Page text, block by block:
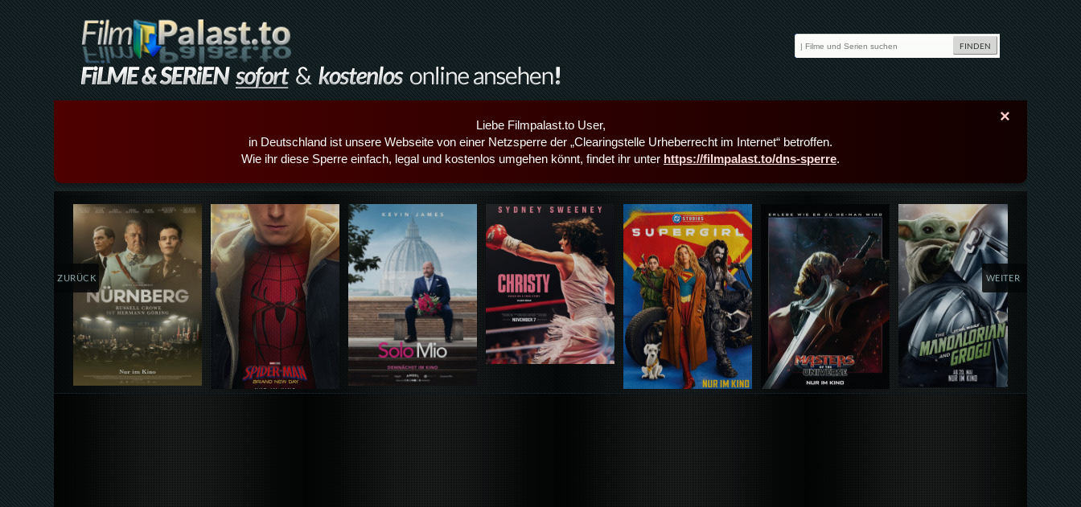
×
Liebe Filmpalast.to User,
in Deutschland ist unsere Webseite von einer Netzsperre der „Clearingstelle Urheberrecht im Internet“ betroffen.
Wie ihr diese Sperre einfach, legal und kostenlos umgehen könnt, findet ihr unter https://filmpalast.to/dns-sperre.
Details,Play Details,Play Details,Play Details,Play Details,Play Details,Play Details,Play
ZURÜCK WEITER